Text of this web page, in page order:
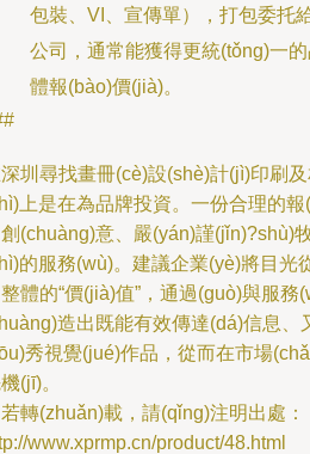
包裝、VI、宣傳單），打包委托
公司，通常能獲得更統(tǒng)一
體報(bào)價(jià)。
圳尋找畫冊(cè)設(shè)計(jì)印刷
上是在為品牌投資。一份合理的
(chuàng)意、嚴(yán)謹(jǐn)?shù)
的服務(wù)。建議企業(yè)將目光
體的“價(jià)值”，通過(guò)與服務
造出既能有效傳達(dá)信息、
秀視覺(jué)作品，從而在市場
(jī)。
轉(zhuǎn)載，請(qǐng)注明出處：
www.xprmp.cn/product/48.html